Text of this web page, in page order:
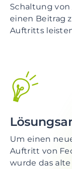
Schaltung
einen Beitrag
Auftritts
Um einen
Auftritt von
wurde das